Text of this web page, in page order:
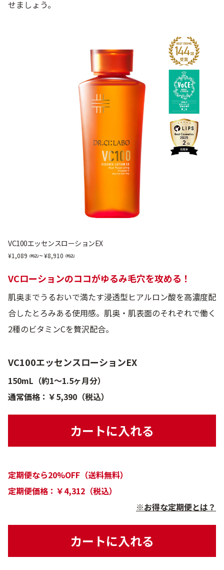
せましょう。
VC100エッセンスローションEX
1,089 ~ 8,910
VCローションのココがゆるみ毛穴を攻める！
肌奥までうるおいで満たす浸透型ヒアルロン酸を高濃度配
合したとろみある使用感。肌奥・肌表面のそれぞれで働く
2種のビタミンCを贅沢配合。
VC100エッセンスローションEX
150mL（約1～1.5ヶ月分）
通常価格：￥5,390（税込）
カートに入れる
定期便なら20%OFF（送料無料）
定期便価格：￥4,312（税込）
※お得な定期便とは？
カートに入れる